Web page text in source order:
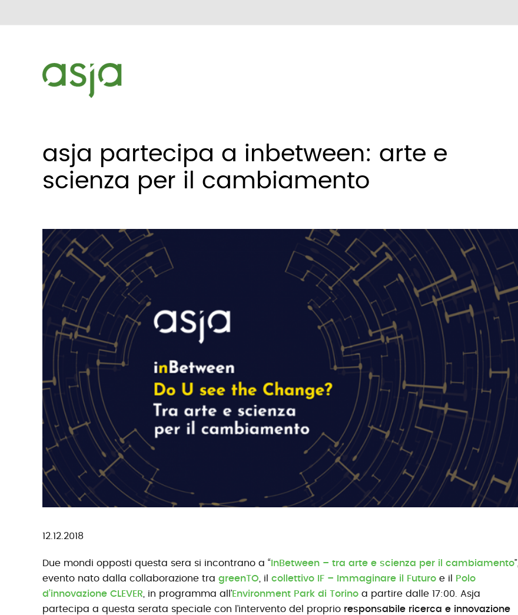
asja partecipa a inbetween: arte e
scienza per il cambiamento
12.12.2018
Due mondi opposti questa sera si incontrano a “ InBetween – tra arte e scienza per il cambiamento”,
evento nato dalla collaborazione tra greenTO , il collettivo IF – Immaginare il Futuro e il
Polo
d’innovazione CLEVER , in programma all’Environment Park di Torino a partire dalle 17:00. Asja
partecipa a questa serata speciale con l’intervento del proprio responsabile ricerca e innovazione